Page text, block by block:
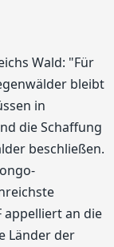
Wald: "Für
bleibt
in
die Schaffung
beschließen.
appelliert an die
Länder der